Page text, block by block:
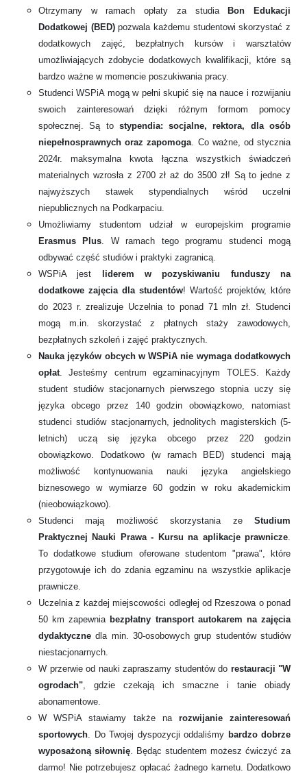
Otrzymany w ramach opłaty za studia
Bon Edukacji
Dodatkowej (BED)pozwala każdemu studentowi skorzystać z
dodatkowych zajęć, bezpłatnych kursów i warsztatów
umożliwiających zdobycie dodatkowych kwalifikacji, które są
bardzo ważne w momencie poszukiwania pracy.
Studenci WSPiA mogą w pełni skupić się na nauce i rozwijaniu
swoich zainteresowań dzięki różnym formom pomocy
społecznej. Są to stypendia: socjalne, rektora, dla osób
niepełnosprawnych oraz zapomoga. Co ważne, od stycznia
2024r. maksymalna kwota łączna wszystkich świadczeń
materialnych wzrosła z 2700 zł aż do 3500 zł! Są to jedne z
najwyższych stawek stypendialnych wśród uczelni
niepublicznych na Podkarpaciu.
Umożliwiamy studentom udział w europejskim programie
Erasmus Plus. W ramach tego programu studenci mogą
odbywać część studiów i praktyki zagranicą.
WSPiA jest liderem w pozyskiwaniu funduszy na
dodatkowe zajęcia dla studentów! Wartość projektów, które
do 2023 r. zrealizuje Uczelnia to ponad 71 mln zł. Studenci
mogą m.in. skorzystać z płatnych staży zawodowych,
bezpłatnych szkoleń i zajęć praktycznych.
Nauka języków obcych w WSPiA nie wymaga dodatkowych
opłat. Jesteśmy centrum egzaminacyjnym TOLES. Każdy
student studiów stacjonarnych pierwszego stopnia uczy się
języka obcego przez 140 godzin obowiązkowo, natomiast
studenci studiów stacjonarnych, jednolitych magisterskich (5-
letnich) uczą się języka obcego przez 220 godzin
obowiązkowo. Dodatkowo (w ramach BED) studenci mają
możliwość kontynuowania nauki języka angielskiego
biznesowego w wymiarze 60 godzin w roku akademickim
(nieobowiązkowo).
Studenci mają możliwość skorzystania ze Studium
Praktycznej Nauki Prawa - Kursu na aplikacje prawnicze.
To dodatkowe studium oferowane studentom "prawa", które
przygotowuje ich do zdaniaegzaminu na wszystkie aplikacje
prawnicze.
Uczelnia z każdej miejscowości odległej od Rzeszowa o ponad
50 km zapewnia bezpłatny transport autokarem na zajęcia
dydaktyczne dla min. 30-osobowych grup studentów studiów
niestacjonarnych.
W przerwie od nauki zapraszamy studentów do restauracji "W
ogrodach", gdzie czekają ich smaczne i tanie obiady
abonamentowe.
W WSPiA stawiamy także narozwijanie zainteresowań
sportowych. Do Twojej dyspozycji oddaliśmy bardzo dobrze
wyposażoną siłownię. Będąc studentem możesz ćwiczyć za
darmo! Nie potrzebujesz opłacać żadnego karnetu. Dodatkowo